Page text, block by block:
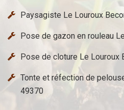
Paysagiste Le Louroux
Pose de gazon en rouleau
Pose de cloture Le Louroux
Tonte et réfection de
49370